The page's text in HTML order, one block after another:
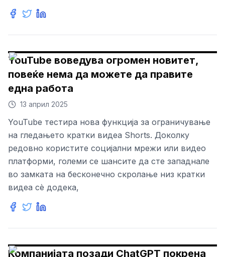
YouTube воведува огромен новитет,
повеќе нема да можете да правите
една работа
13 април 2025
YouTube тестира нова функција за ограничување
на гледањето кратки видеа Shorts. Доколку
редовно користите социјални мрежи или видео
платформи, големи се шансите да сте западнале
во замката на бесконечно скролање низ кратки
видеа сè додека,
Компанијата позади ChatGPT покрена